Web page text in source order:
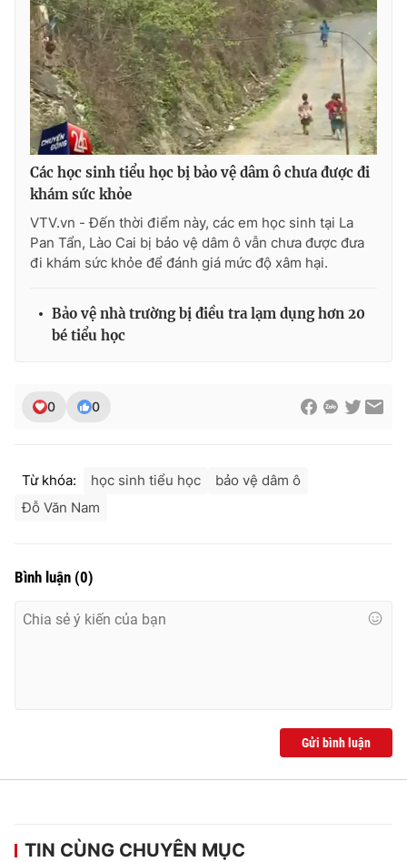
THỜI BÁO VTV
Theo dõi báo trên
Cơ quan chủ quản:Đài Truyền hình Việt Nam
Cơ quan báo chí:
Thời báo VTV
Tổng Biên tập:Vũ Thanh Thủy
Phó Tổng Biên tập:
Ðiện thoại Thời báo VTV:
® Cấm sao chép dưới mọi hình thức nếu không có sự chấp
thuận bằng văn bản. Ghi rõ nguồn VTV.vn khi phát hành lại
Các học sinh tiểu học bị bảo vệ dâm ô chưa được đi
khám sức khỏe
VTV.vn - Đến thời điểm này, các em học sinh tại La
Pan Tẩn, Lào Cai bị bảo vệ dâm ô vẫn chưa được đưa
đi khám sức khỏe để đánh giá mức độ xâm hại.
Bảo vệ nhà trường bị điều tra lạm dụng hơn 20
bé tiểu học
0 0
Từ khóa: học sinh tiểu học
bảo vệ dâm ô
Đỗ Văn Nam
Bình luận (0)
Gửi bình luận
TIN CÙNG CHUYÊN MỤC